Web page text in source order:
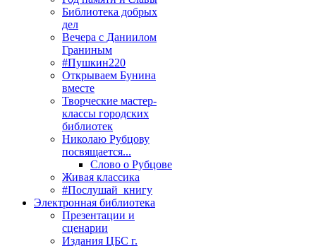
Библиотека добрых
дел
Вечера с Даниилом
Граниным
#Пушкин220
Открываем Бунина
вместе
Творческие мастер-
классы городских
библиотек
Николаю Рубцову
посвящается...
Слово о Рубцове
Живая классика
#Послушай_книгу
Электронная библиотека
Презентации и
сценарии
Издания ЦБС г.